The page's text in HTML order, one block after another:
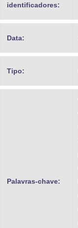
identificadores:
Data:
Tipo:
Palavras-chave: